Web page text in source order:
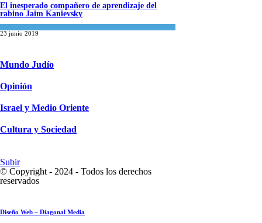
El inesperado compañero de aprendizaje del
rabino Jaim Kanievsky
23 junio 2019
Mundo Judío
Opinión
Israel y Medio Oriente
Cultura y Sociedad
Subir
© Copyright - 2024 - Todos los derechos
reservados
Diseño Web – Diagonal Media